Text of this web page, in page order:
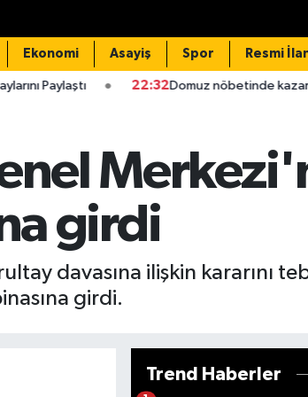
Ekonomi Asayiş Spor Resmi
22:32 Domuz nöbetinde kazara
girdi
davasına ilişkin kararını
girdi.
Trend Haberler